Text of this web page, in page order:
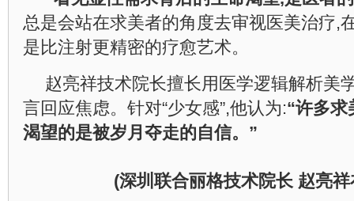
总是会站在求美者的角度去审视医美治疗,
是比注射更精密的疗愈艺术。
赵亮祥技术院长擅长用医学逻辑解析美
言回应焦虑。针对“少女感”,他认为:“许多求
渴望的是被岁月夺走的自信。”
(深圳联合丽格技术院长 赵亮